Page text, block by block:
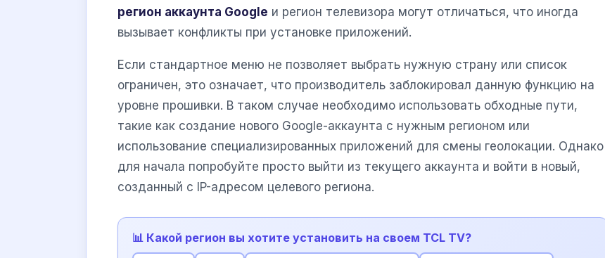
регион аккаунта Google и регион телевизора могут отличаться, что иногда
вызывает конфликты при установке приложений.
Если стандартное меню не позволяет выбрать нужную страну или список
ограничен, это означает, что производитель заблокировал данную функцию на
уровне прошивки. В таком случае необходимо использовать обходные пути,
такие как создание нового Google-аккаунта с нужным регионом или
использование специализированных приложений для смены геолокации. Однако
для начала попробуйте просто выйти из текущего аккаунта и войти в новый,
созданный с IP-адресом целевого региона.
📊 Какой регион вы хотите установить на своем TCL TV?